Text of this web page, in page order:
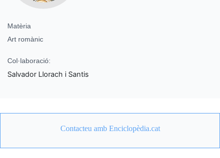
Matèria
Art romànic
Col·laboració:
Salvador Llorach i Santis
Contacteu amb Enciclopèdia.cat